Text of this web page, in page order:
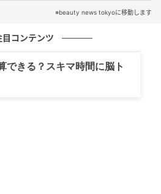
いる人も多いのではないでし
印象が変化すると、シンプル
くなります。
※beauty news tokyoに移動します
目コンテンツ
できる？スキマ時間に脳ト